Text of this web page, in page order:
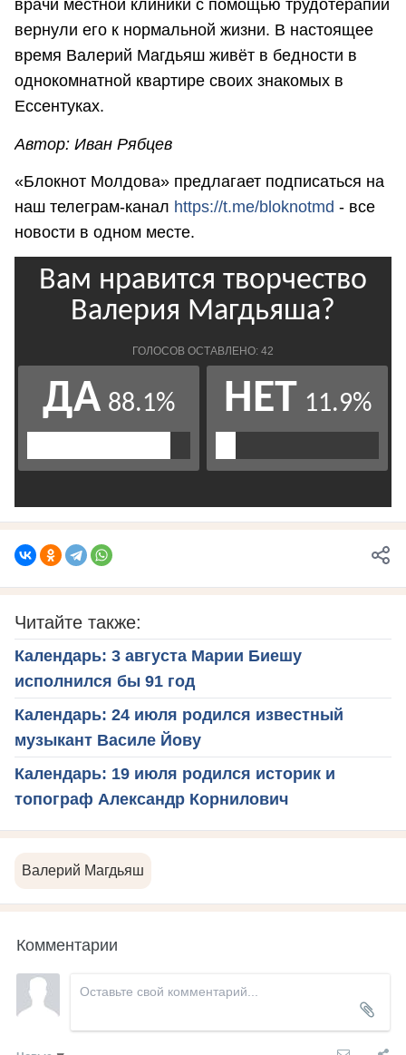
врачи местной клиники с помощью трудотерапии
вернули его к нормальной жизни. В настоящее
время Валерий Магдьяш живёт в бедности в
однокомнатной квартире своих знакомых в
Ессентуках.
Автор: Иван Рябцев
«Блокнот Молдова» предлагает подписаться на
наш телеграм-канал https://t.me/bloknotmd - все
новости в одном месте.
Читайте также:
Календарь: 3 августа Марии Биешу
исполнился бы 91 год
Календарь: 24 июля родился известный
музыкант Василе Йову
Календарь: 19 июля родился историк и
топограф Александр Корнилович
Валерий Магдьяш
Комментарии